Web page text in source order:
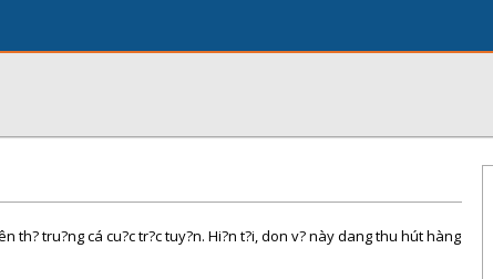
th? tru?ng cá cu?c tr?c tuy?n. Hi?n t?i, don v? này dang thu hút hàng